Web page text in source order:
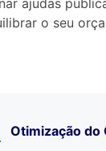
ajudas
o seu
Otimização do